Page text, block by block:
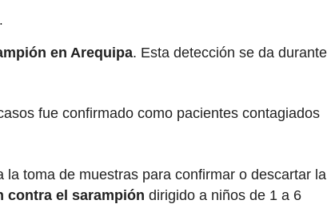
en Arequipa. Esta detección se da durante
fue confirmado como pacientes contagiados
toma de muestras para confirmar o descartar la
contra el sarampión dirigido a niños de 1 a 6